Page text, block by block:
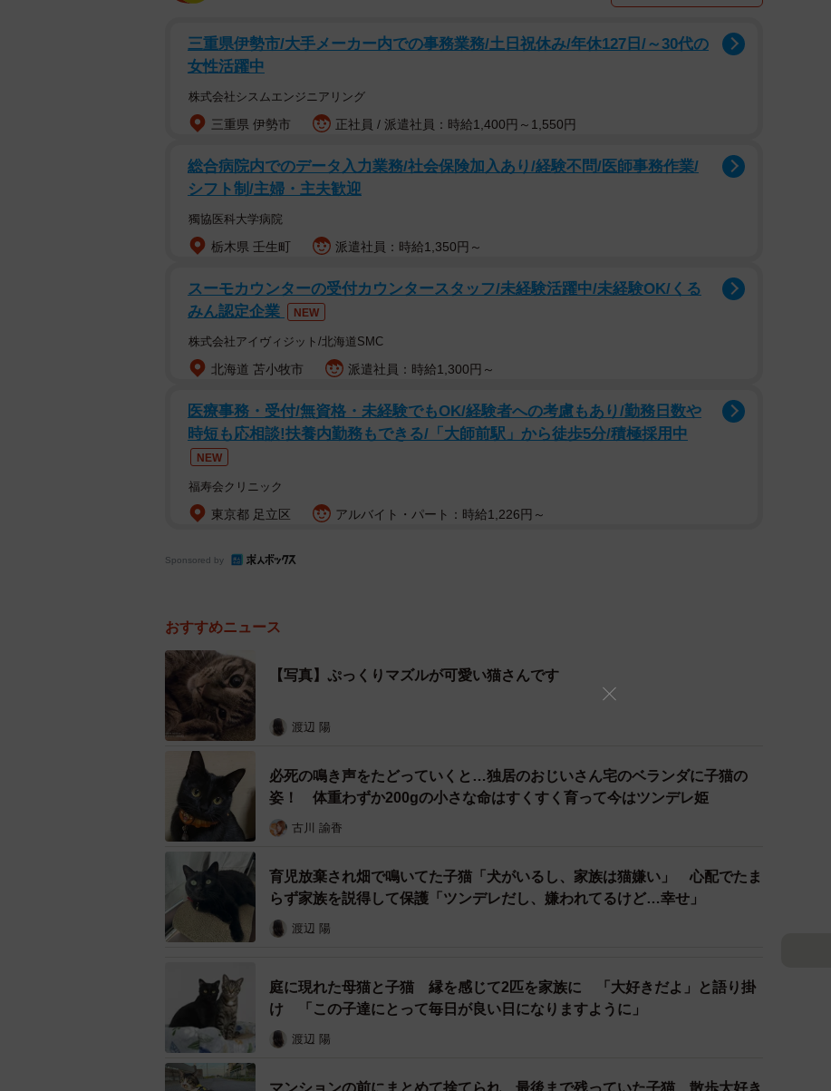
ぷっくりマズル、穏やかな目が可愛い＝chi_puc_noa_yuz2828さん提供
プッチくん（9歳・オス）は、2014年9月末、生後2ヶ月くらいの時に群馬県在住のKさんの
庭に現れた。他の子猫や母猫は見当たらなかった。当時、近辺で子猫を見かけることはな
く、誰かに捨てられたのかもしれない。Kさんと妹さんが餌を与えていると、だんだん懐い
てきて、網戸をよじ登って遊ぶようになった。Kさんと妹は、「うちに入りたいのかな」と
て保護しました。すっかり懐いていたので、抱っこしてケージに入れても全く動じることが
後輩猫の面倒見が良い優しい猫
三重県伊勢市/大手メーカー内での事務業務/土日祝休み/年休127日/～30代の
女性活躍中
株式会社シスムエンジニアリング
三重県 伊勢市 正社員 / 派遣社員：時給1,400円～1,550円
総合病院内でのデータ入力業務/社会保険加入あり/経験不問/医師事務作業/
シフト制/主婦・主夫歓迎
獨協医科大学病院
栃木県 壬生町 派遣社員：時給1,350円～
スーモカウンターの受付カウンタースタッフ/未経験活躍中/未経験OK/くる
みん認定企業
NEW
株式会社アイヴィジット/北海道SMC
北海道 苫小牧市 派遣社員：時給1,300円～
医療事務・受付/無資格・未経験でもOK/経験者への考慮もあり/勤務日数や
時短も応相談!扶養内勤務もできる/「大師前駅」から徒歩5分/積極採用中
NEW
福寿会クリニック
東京都 足立区 アルバイト・パート：時給1,226円～
Sponsored by
おすすめニュース
【写真】ぷっくりマズルが可愛い猫さんです
渡辺 陽
必死の鳴き声をたどっていくと…独居のおじいさん宅のベランダに子猫の
姿！ 体重わずか200gの小さな命はすくすく育って今はツンデレ姫
古川 諭香
育児放棄され畑で鳴いてた子猫「犬がいるし、家族は猫嫌い」 心配でたま
らず家族を説得して保護「ツンデレだし、嫌われてるけど…幸せ」
渡辺 陽
庭に現れた母猫と子猫 縁を感じて2匹を家族に 「大好きだよ」と語り掛
け 「この子達にとって毎日が良い日になりますように」
渡辺 陽
マンションの前にまとめて捨てられ、最後まで残っていた子猫 散歩大好き